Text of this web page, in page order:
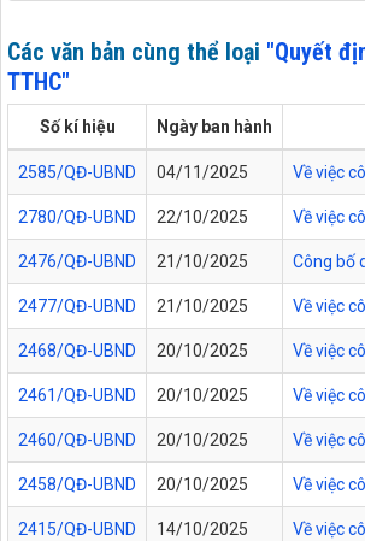
Các văn bản cùng thể loại "Quyết
TTHC"
Số kí hiệu Ngày ban hành
2585/QĐ-UBND 04/11/2025 Về việc
2780/QĐ-UBND 22/10/2025 Về việc
2476/QĐ-UBND 21/10/2025 Công bố
2477/QĐ-UBND 21/10/2025 Về việc
2468/QĐ-UBND 20/10/2025 Về việc
2461/QĐ-UBND 20/10/2025 Về việc
2460/QĐ-UBND 20/10/2025 Về việc
2458/QĐ-UBND 20/10/2025 Về việc
2415/QĐ-UBND 14/10/2025 Về việc